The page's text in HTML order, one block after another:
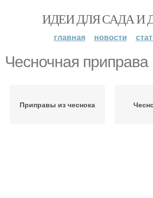
ИДЕИ ДЛЯ САДА И
главная новости
Чесночная приправа
Приправы из чеснока